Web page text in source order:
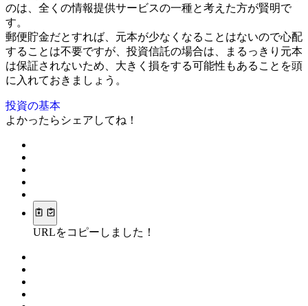
のは、全くの情報提供サービスの一種と考えた方が賢明で
す。
郵便貯金だとすれば、元本が少なくなることはないので心配
することは不要ですが、投資信託の場合は、まるっきり元本
は保証されないため、大きく損をする可能性もあることを頭
に入れておきましょう。
投資の基本
よかったらシェアしてね！
URLをコピーしました！